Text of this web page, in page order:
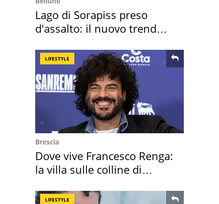
Lago di Sorapiss preso
d'assalto: il nuovo trend
LIFESTYLE
Brescia
Dove vive Francesco Renga:
la villa sulle colline di
LIFESTYLE